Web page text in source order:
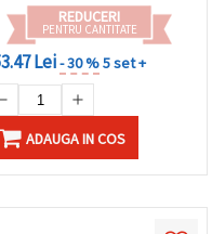
REDUCERI
PENTRU CANTITATE
Lei- 30 %5 set +
ADAUGA IN COS